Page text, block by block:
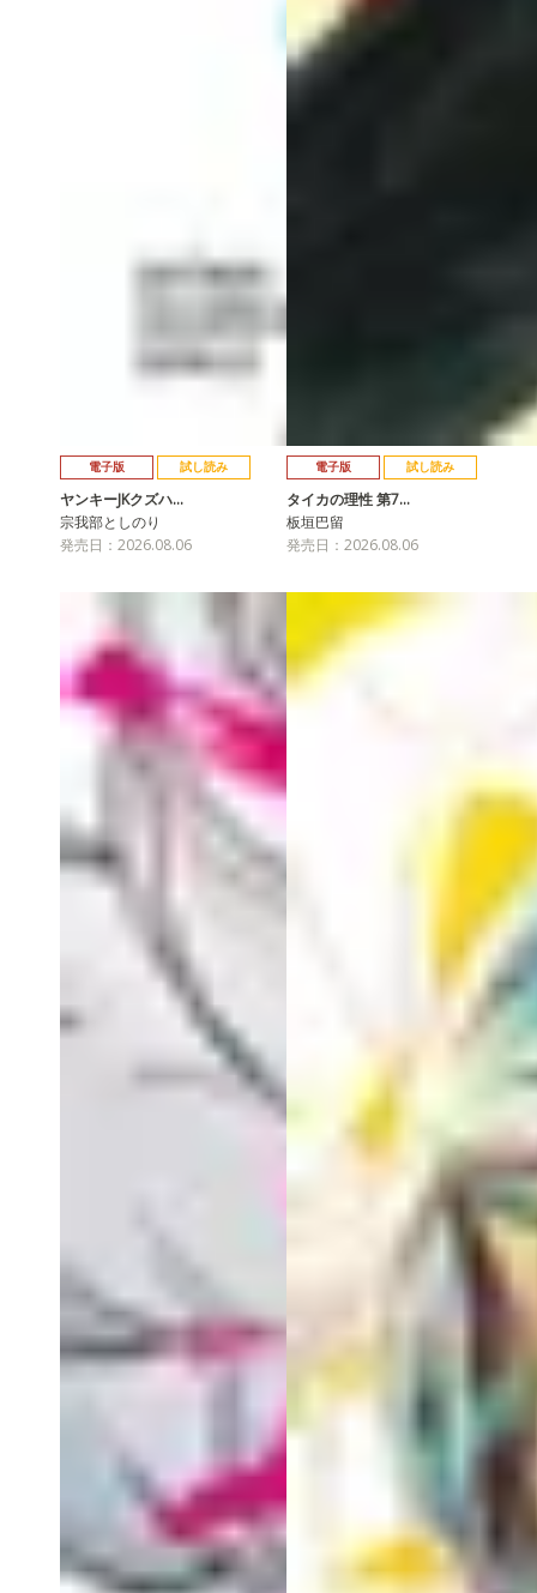
電子版 試し読み
ヤンキーJKクズハ…
宗我部としのり
発売日：2026.08.06
電子版 試し読み
タイカの理性 第7…
板垣巴留
発売日：2026.08.06